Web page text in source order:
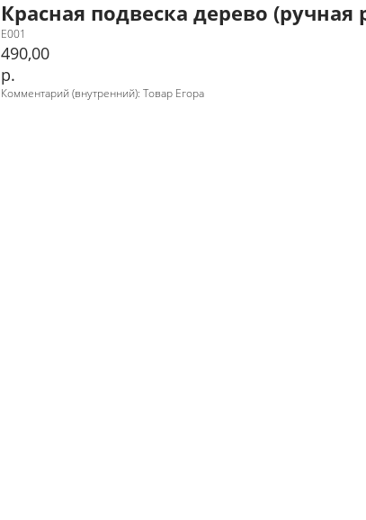
Красная подвеска дерево (ручная
Е001
490,00
р.
Комментарий (внутренний): Товар Егора